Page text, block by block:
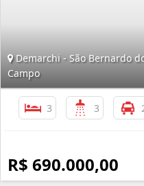
Demarchi - São Bernardo
Campo
3 3
R$ 690.000,00